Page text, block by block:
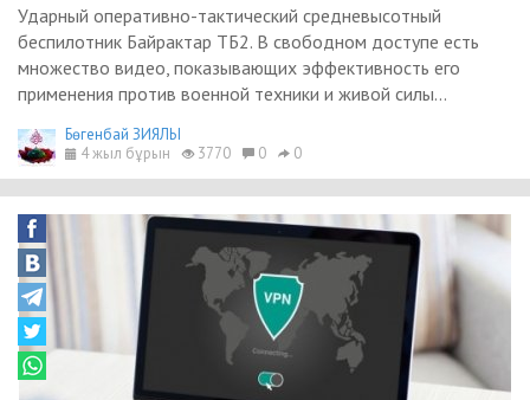
Ударный оперативно-тактический средневысотный
беспилотник Байрактар ТБ2. В свободном доступе есть
множество видео, показывающих эффективность его
применения против военной техники и живой силы...
Бөгенбай ЗИЯЛЫ
4 жыл бұрын
3770 0 0